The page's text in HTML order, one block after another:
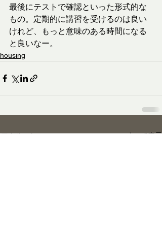
最後にテストで確認といった形式的な
もの。定期的に講習を受けるのは良い
けれど、もっと意味のある時間になる
と良いなー。
housing
すべて表示